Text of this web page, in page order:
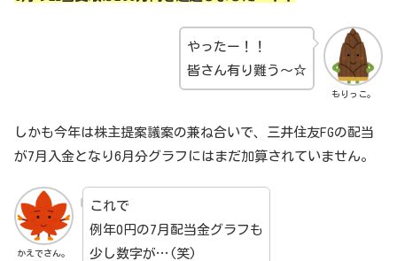
もりっこ。
やったー！！
皆さん有り難う～☆
しかも今年は株主提案議案の兼ね合いで、三井住友FGの配当
が7月入金となり6月分グラフにはまだ加算されていません。
かえでさん。
これで
例年0円の7月配当金グラフも
少し数字が…(笑)